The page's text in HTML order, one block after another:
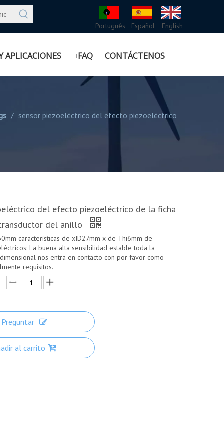
Português Español English
APLICACIONES FAQ CONTÁCTENOS
/ sensor piezoeléctrico del efecto piezoeléctrico
del efecto piezoeléctrico de la ficha
del anillo
características de xID27mm x de Thi6mm de
La buena alta sensibilidad estable toda la
nos entra en contacto con por favor como
requisitos.
Preguntar
al carrito